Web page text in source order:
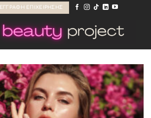
ΕΓΓΡΑΦΉ ΕΠΙΧΕΊΡΗΣΗΣ